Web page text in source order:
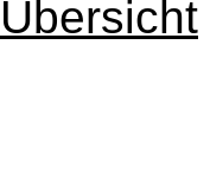
Übersicht